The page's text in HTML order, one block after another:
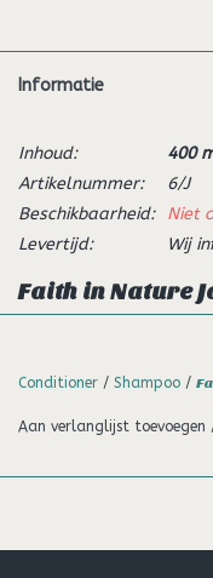
Informatie
Inhoud:
400
Artikelnummer:
6/J
Beschikbaarheid:
Niet
Levertijd:
Wij
Faith in Nature
herstellende werking.
om je dag op te
Geen parabenen of
Conditioner / Shampoo /
Aan verlanglijst toevoegen